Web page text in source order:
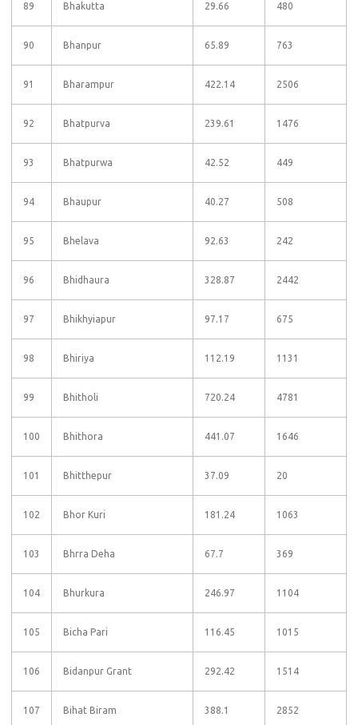
89 Bhakutta 29.66 480
90 Bhanpur 65.89 763
91 Bharampur 422.14 2506
92 Bhatpurva 239.61 1476
93 Bhatpurwa 42.52 449
94 Bhaupur 40.27 508
95 Bhelava 92.63 242
96 Bhidhaura 328.87 2442
97 Bhikhyiapur 97.17 675
98 Bhiriya 112.19 1131
99 Bhitholi 720.24 4781
100 Bhithora 441.07 1646
101 Bhitthepur 37.09 20
102 Bhor Kuri 181.24 1063
103 Bhrra Deha 67.7 369
104 Bhurkura 246.97 1104
105 Bicha Pari 116.45 1015
106 Bidanpur Grant 292.42 1514
107 Bihat Biram 388.1 2852